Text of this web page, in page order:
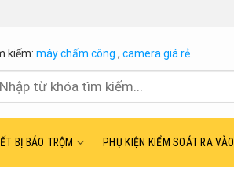
kiếm: máy chấm công , camera giá rẻ
BỊ BÁO TRỘM PHỤ KIỆN KIỂM SOÁT RA VÀO